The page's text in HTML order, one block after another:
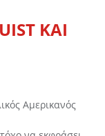
ΚΑΙ
Αμερικανός